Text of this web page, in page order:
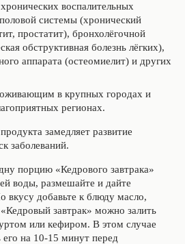
воспалительных
системы (хронический
простатит), бронхолёгочной
обструктивная болезнь лёгких),
аппарата (остеомиелит) и других
в крупных городах и
регионах.
замедляет развитие
заболеваний.
порцию «Кедрового завтрака»
воды, размешайте и дайте
вкусу добавьте к блюду масло,
завтрак» можно залить
или кефиром. В этом случае
его на 10-15 минут перед